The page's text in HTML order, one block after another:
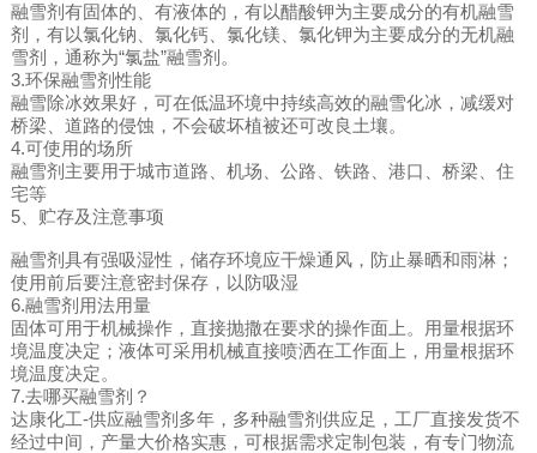
融雪剂有固体的、有液体的，有以醋酸钾为主要成分的有机融雪
剂，有以氯化钠、氯化钙、氯化镁、氯化钾为主要成分的无机融
雪剂，通称为“氯盐”融雪剂。
3.环保融雪剂性能
融雪除冰效果好，可在低温环境中持续高效的融雪化冰，减缓对
桥梁、道路的侵蚀，不会破坏植被还可改良土壤。
4.可使用的场所
融雪剂主要用于城市道路、机场、公路、铁路、港口、桥梁、住
宅等
5、贮存及注意事项
融雪剂具有强吸湿性，储存环境应干燥通风，防止暴晒和雨淋；
使用前后要注意密封保存，以防吸湿
6.融雪剂用法用量
固体可用于机械操作，直接抛撒在要求的操作面上。用量根据环
境温度决定；液体可采用机械直接喷洒在工作面上，用量根据环
境温度决定。
7.去哪买融雪剂？
达康化工-供应融雪剂多年，多种融雪剂供应足，工厂直接发货不
经过中间，产量大价格实惠，可根据需求定制包装，有专门物流